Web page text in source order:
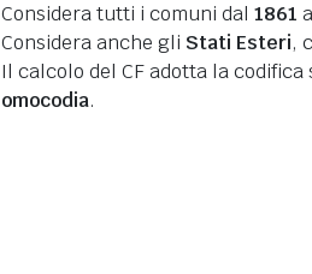
Considera tutti i comuni dal 1861
Considera anche gli Stati Esteri,
Il calcolo del CF adotta la codifica
omocodia.